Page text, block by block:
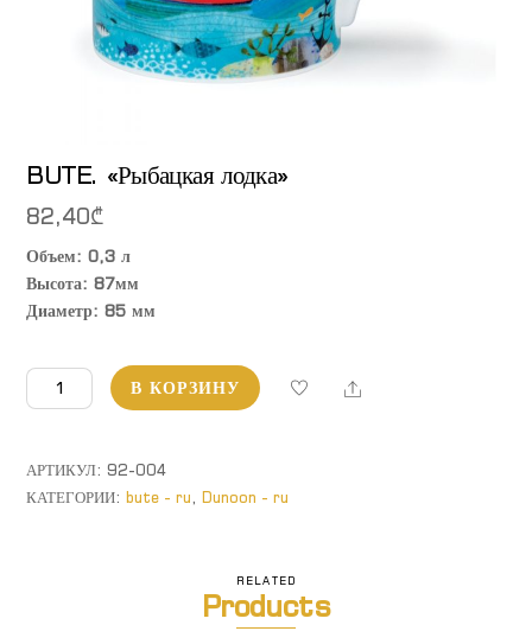
BUTE. «Рыбацкая лодка»
82,40₾
Объем: 0,3 л
Высота: 87мм
Диаметр: 85 мм
Количество
товара
"Рыбацкая
лодка"
В КОРЗИНУ Share
АРТИКУЛ:92-004
КАТЕГОРИИ:bute - ru,Dunoon - ru
RELATED
Products